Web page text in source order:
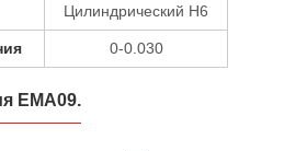
Цилиндрический H6
0-0.030
EMA09.